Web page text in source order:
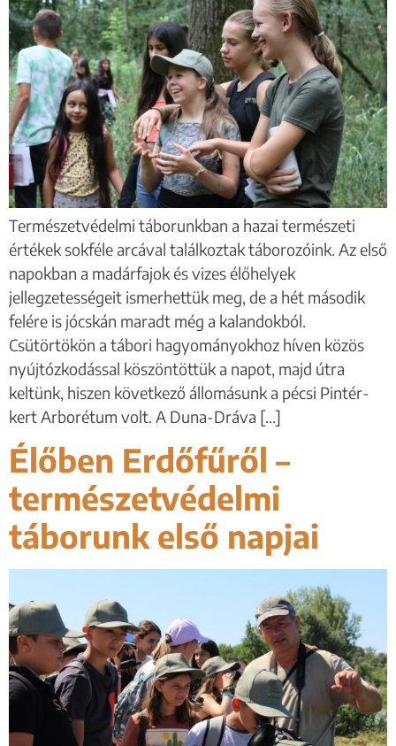
Természetvédelmi táborunkban a hazai természeti
értékek sokféle arcával találkoztak táborozóink. Az első
napokban a madárfajok és vizes élőhelyek
jellegzetességeit ismerhettük meg, de a hét második
felére is jócskán maradt még a kalandokból.
Csütörtökön a tábori hagyományokhoz híven közös
nyújtózkodással köszöntöttük a napot, majd útra
keltünk, hiszen következő állomásunk a pécsi Pintér-
kert Arborétum volt. A Duna-Dráva […]
Élőben Erdőfűről –
természetvédelmi
táborunk első napjai